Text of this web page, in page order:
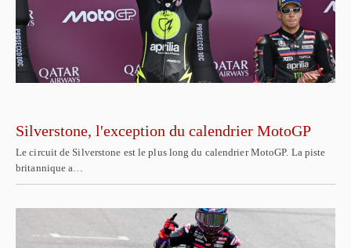
Silverstone, l'exception du calendrier MotoGP
Le circuit de Silverstone est le plus long du calendrier MotoGP. La piste
britannique a…